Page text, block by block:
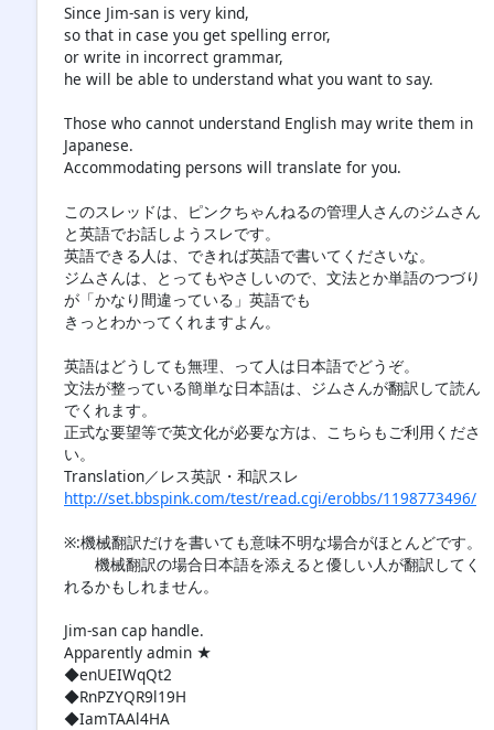
Since Jim-san is very kind,
so that in case you get spelling error,
or write in incorrect grammar,
he will be able to understand what you want to say.
Those who cannot understand English may write them in
Japanese.
Accommodating persons will translate for you.
このスレッドは、ピンクちゃんねるの管理人さんのジムさん
と英語でお話しようスレです。
英語できる人は、できれば英語で書いてくださいな。
ジムさんは、とってもやさしいので、文法とか単語のつづり
が「かなり間違っている」英語でも
きっとわかってくれますよん。
英語はどうしても無理、って人は日本語でどうぞ。
文法が整っている簡単な日本語は、ジムさんが翻訳して読ん
でくれます。
正式な要望等で英文化が必要な方は、こちらもご利用くださ
い。
Translation／レス英訳・和訳スレ
http://set.bbspink.com/test/read.cgi/erobbs/1198773496/
※:機械翻訳だけを書いても意味不明な場合がほとんどです。
機械翻訳の場合日本語を添えると優しい人が翻訳してく
れるかもしれません。
Jim-san cap handle.
Apparently admin ★
◆enUEIWqQt2
◆RnPZYQR9l19H
◆IamTAAl4HA